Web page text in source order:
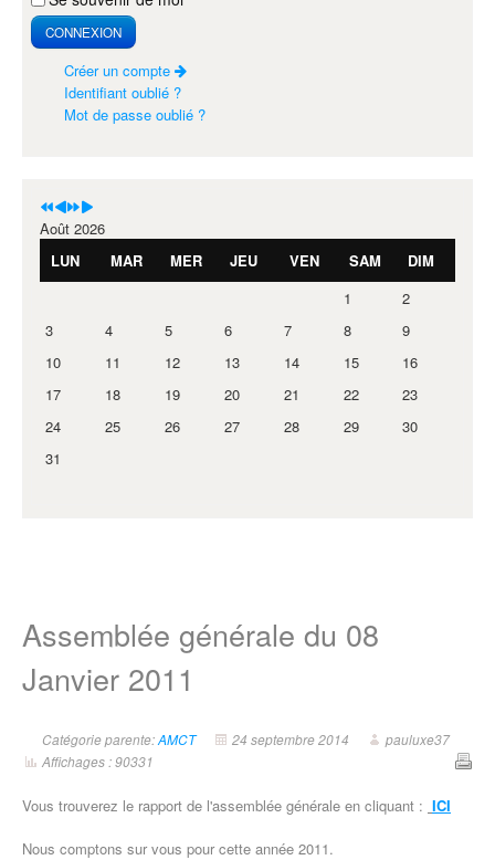
CONNEXION
Créer un compte
Identifiant oublié ?
Mot de passe oublié ?
Août 2026
LUN
MAR MER JEU VEN SAM
DIM
1
2
3
4 5 6 7 8
9
10
11 12 13 14 15
16
17
18 19 20 21 22
23
24
25 26 27 28 29
30
31
Assemblée générale du 08
Janvier 2011
Catégorie parente:AMCT 24 septembre 2014
pauluxe37
Affichages : 90331
Vous trouverez le rapport de l'assemblée générale en cliquant : ICI
Nous comptons sur vous pour cette année 2011.